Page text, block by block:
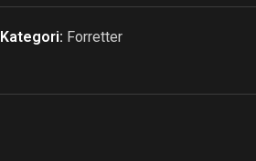
Kategori: Forretter